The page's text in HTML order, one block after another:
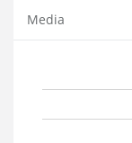
Media